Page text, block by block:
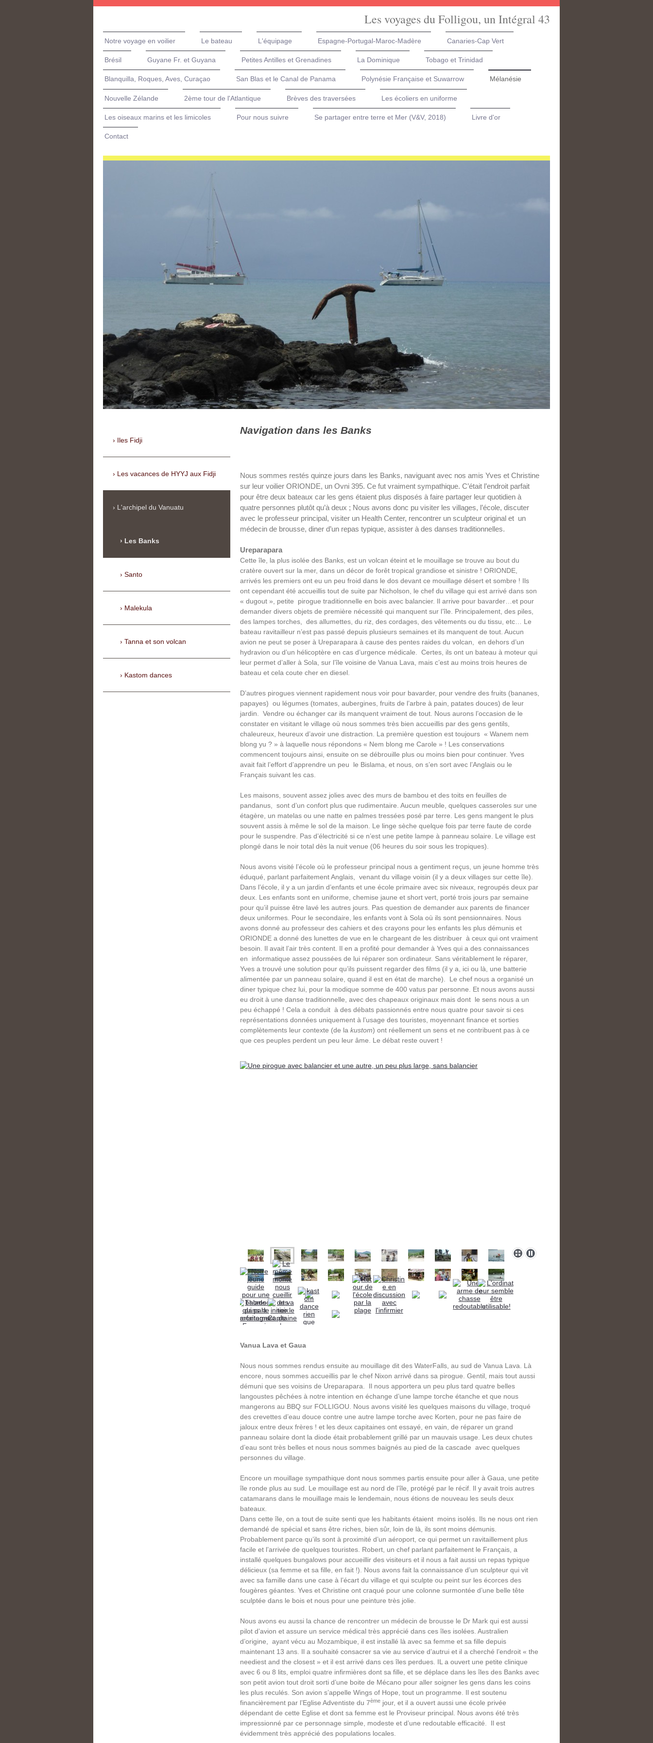
Les voyages du Folligou, un Intégral 43
Notre voyage en voilier Le bateau L'équipage Espagne-Portugal-Maroc-Madère Canaries-Cap Vert
Brésil Guyane Fr. et Guyana Petites Antilles et Grenadines La Dominique Tobago et Trinidad
Blanquilla, Roques, Aves, Curaçao San Blas et le Canal de Panama Polynésie Française et Suwarrow Mélanésie
Nouvelle Zélande 2ème tour de l'Atlantique Brèves des traversées Les écoliers en uniforme
Les oiseaux marins et les limicoles Pour nous suivre Se partager entre terre et Mer (V&V, 2018) Livre d'or
Contact
Navigation dans les Banks
Nous sommes restés quinze jours dans les Banks, naviguant avec nos amis Yves et Christine
sur leur voilier ORIONDE, un Ovni 395. Ce fut vraiment sympathique. C’était l’endroit parfait
pour être deux bateaux car les gens étaient plus disposés à faire partager leur quotidien à
quatre personnes plutôt qu’à deux ; Nous avons donc pu visiter les villages, l’école, discuter
avec le professeur principal, visiter un Health Center, rencontrer un sculpteur original et un
médecin de brousse, diner d’un repas typique, assister à des danses traditionnelles.
Ureparapara
Cette île, la plus isolée des Banks, est un volcan éteint et le mouillage se trouve au bout du
cratère ouvert sur la mer, dans un décor de forêt tropical grandiose et sinistre ! ORIONDE,
arrivés les premiers ont eu un peu froid dans le dos devant ce mouillage désert et sombre ! Ils
ont cependant été accueillis tout de suite par Nicholson, le chef du village qui est arrivé dans son
« dugout », petite pirogue traditionnelle en bois avec balancier. Il arrive pour bavarder…et pour
demander divers objets de première nécessité qui manquent sur l’île. Principalement, des piles,
des lampes torches, des allumettes, du riz, des cordages, des vêtements ou du tissu, etc… Le
bateau ravitailleur n’est pas passé depuis plusieurs semaines et ils manquent de tout. Aucun
avion ne peut se poser à Ureparapara à cause des pentes raides du volcan, en dehors d’un
hydravion ou d’un hélicoptère en cas d’urgence médicale. Certes, ils ont un bateau à moteur qui
leur permet d’aller à Sola, sur l’île voisine de Vanua Lava, mais c’est au moins trois heures de
bateau et cela coute cher en diesel.
D’autres pirogues viennent rapidement nous voir pour bavarder, pour vendre des fruits (bananes,
papayes) ou légumes (tomates, aubergines, fruits de l’arbre à pain, patates douces) de leur
jardin. Vendre ou échanger car ils manquent vraiment de tout. Nous aurons l’occasion de le
constater en visitant le village où nous sommes très bien accueillis par des gens gentils,
chaleureux, heureux d’avoir une distraction. La première question est toujours « Wanem nem
blong yu ? » à laquelle nous répondons « Nem blong me Carole » ! Les conservations
commencent toujours ainsi, ensuite on se débrouille plus ou moins bien pour continuer. Yves
avait fait l’effort d’apprendre un peu le Bislama, et nous, on s’en sort avec l’Anglais ou le
Français suivant les cas.
Les maisons, souvent assez jolies avec des murs de bambou et des toits en feuilles de
pandanus, sont d’un confort plus que rudimentaire. Aucun meuble, quelques casseroles sur une
étagère, un matelas ou une natte en palmes tressées posé par terre. Les gens mangent le plus
souvent assis à même le sol de la maison. Le linge sèche quelque fois par terre faute de corde
pour le suspendre. Pas d’électricité si ce n’est une petite lampe à panneau solaire. Le village est
plongé dans le noir total dès la nuit venue (06 heures du soir sous les tropiques).
Nous avons visité l’école où le professeur principal nous a gentiment reçus, un jeune homme très
éduqué, parlant parfaitement Anglais, venant du village voisin (il y a deux villages sur cette île).
Dans l’école, il y a un jardin d’enfants et une école primaire avec six niveaux, regroupés deux par
deux. Les enfants sont en uniforme, chemise jaune et short vert, porté trois jours par semaine
pour qu’il puisse être lavé les autres jours. Pas question de demander aux parents de financer
deux uniformes. Pour le secondaire, les enfants vont à Sola où ils sont pensionnaires. Nous
avons donné au professeur des cahiers et des crayons pour les enfants les plus démunis et
ORIONDE a donné des lunettes de vue en le chargeant de les distribuer à ceux qui ont vraiment
besoin. Il avait l’air très content. Il en a profité pour demander à Yves qui a des connaissances
en informatique assez poussées de lui réparer son ordinateur. Sans véritablement le réparer,
Yves a trouvé une solution pour qu’ils puissent regarder des films (il y a, ici ou là, une batterie
alimentée par un panneau solaire, quand il est en état de marche). Le chef nous a organisé un
diner typique chez lui, pour la modique somme de 400 vatus par personne. Et nous avons aussi
eu droit à une danse traditionnelle, avec des chapeaux originaux mais dont le sens nous a un
peu échappé ! Cela a conduit à des débats passionnés entre nous quatre pour savoir si ces
représentations données uniquement à l’usage des touristes, moyennant finance et sorties
complètements leur contexte (de lakustom) ont réellement un sens et ne contribuent pas à ce
que ces peuples perdent un peu leur âme. Le débat reste ouvert !
Vanua Lava et Gaua
Nous nous sommes rendus ensuite au mouillage dit des WaterFalls, au sud de Vanua Lava. Là
encore, nous sommes accueillis par le chef Nixon arrivé dans sa pirogue. Gentil, mais tout aussi
démuni que ses voisins de Ureparapara. Il nous apportera un peu plus tard quatre belles
langoustes pêchées à notre intention en échange d’une lampe torche étanche et que nous
mangerons au BBQ sur FOLLIGOU. Nous avons visité les quelques maisons du village, troqué
des crevettes d’eau douce contre une autre lampe torche avec Korten, pour ne pas faire de
jaloux entre deux frères ! et les deux capitaines ont essayé, en vain, de réparer un grand
panneau solaire dont la diode était probablement grillé par un mauvais usage. Les deux chutes
d’eau sont très belles et nous nous sommes baignés au pied de la cascade avec quelques
personnes du village.
Encore un mouillage sympathique dont nous sommes partis ensuite pour aller à Gaua, une petite
île ronde plus au sud. Le mouillage est au nord de l’île, protégé par le récif. Il y avait trois autres
catamarans dans le mouillage mais le lendemain, nous étions de nouveau les seuls deux
bateaux.
Dans cette île, on a tout de suite senti que les habitants étaient moins isolés. Ils ne nous ont rien
demandé de spécial et sans être riches, bien sûr, loin de là, ils sont moins démunis.
Probablement parce qu’ils sont à proximité d’un aéroport, ce qui permet un ravitaillement plus
facile et l’arrivée de quelques touristes. Robert, un chef parlant parfaitement le Français, a
installé quelques bungalows pour accueillir des visiteurs et il nous a fait aussi un repas typique
délicieux (sa femme et sa fille, en fait !). Nous avons fait la connaissance d’un sculpteur qui vit
avec sa famille dans une case à l’écart du village et qui sculpte ou peint sur les écorces des
fougères géantes. Yves et Christine ont craqué pour une colonne surmontée d’une belle tête
sculptée dans le bois et nous pour une peinture très jolie.
Nous avons eu aussi la chance de rencontrer un médecin de brousse le Dr Mark qui est aussi
pilot d’avion et assure un service médical très apprécié dans ces îles isolées. Australien
d’origine, ayant vécu au Mozambique, il est installé là avec sa femme et sa fille depuis
maintenant 13 ans. Il a souhaité consacrer sa vie au service d’autrui et il a cherché l’endroit « the
neediest and the closest » et il est arrivé dans ces îles perdues. IL a ouvert une petite clinique
avec 6 ou 8 lits, emploi quatre infirmières dont sa fille, et se déplace dans les îles des Banks avec
son petit avion tout droit sorti d’une boite de Mécano pour aller soigner les gens dans les coins
les plus reculés. Son avion s’appelle Wings of Hope, tout un programme. Il est soutenu
financièrement par l’Eglise Adventiste du 7ème jour, et il a ouvert aussi une école privée
dépendant de cette Eglise et dont sa femme est le Proviseur principal. Nous avons été très
impressionné par ce personnage simple, modeste et d’une redoutable efficacité. Il est
évidemment très apprécié des populations locales.
Iles Fidji
Les vacances de HYYJ aux Fidji
L'archipel du Vanuatu
Les Banks
Santo
Malekula
Tanna et son volcan
Kastom dances